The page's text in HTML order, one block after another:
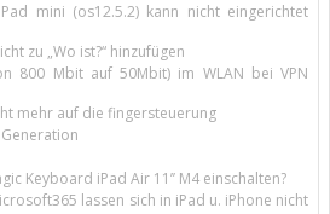
mini (os12.5.2) kann nicht eingerichtet
zu „Wo ist?“ hinzufügen
800 Mbit auf 50Mbit) im WLAN bei VPN
mehr auf die fingersteuerung
Keyboard iPad Air 11’’ M4 einschalten?
lassen sich in iPad u. iPhone nicht